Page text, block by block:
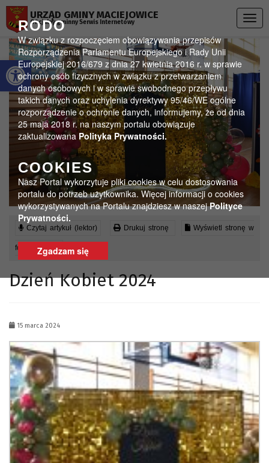
Otwórz pasek narzędzi
RODO
W związku z rozpoczęciem obowiązywania przepisów
Rozporządzenia Parlamentu Europejskiego i Rady Unii
Europejskiej 2016/679 z dnia 27 kwietnia 2016 r. w sprawie
ochrony osób fizycznych w związku z przetwarzaniem
danych osobowych i w sprawie swobodnego przepływu
takich danych oraz uchylenia dyrektywy 95/46/WE ogólne
rozporządzenie o ochronie danych, informujemy, że od dnia
25 maja 2018 r. na naszym portalu obowiązuje
zaktualizowana Polityka Prywatności.
COOKIES
Nasz Portal wykorzytuje pliki cookies w celu dostosowania
portalu do potrzeb użytkownika. Więcej informacji o cookies
wykorzystywanych na Portalu znajdziesz w naszejPolityce
Prywatności.
Zgadzam się
URZĄD GMINY MACIEJOWICE
Oficjalny gminny Serwis Internetowy
Czytaj artykuł (lektor) Drukuj stronę Wyświetl stronę w
formacie PDF
Dzień Kobiet 2024
15 marca 2024